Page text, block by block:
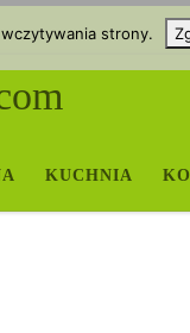
KUCHNIA
strony.